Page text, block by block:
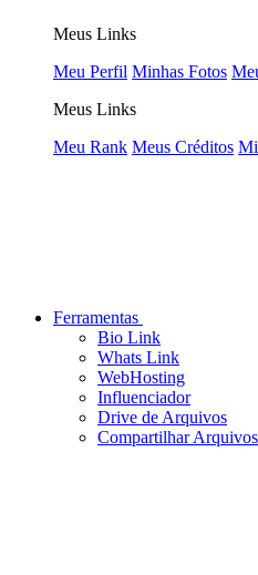
Meus Links
Meu Perfil Minhas Fotos
Meus Links
Meu Rank Meus Créditos
Ferramentas
Bio Link
Whats Link
WebHosting
Influenciador
Drive de Arquivos
Compartilhar Arquivos